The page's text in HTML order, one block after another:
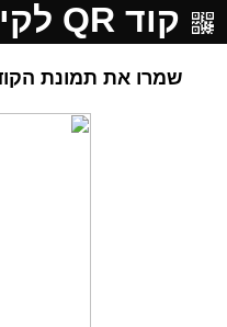
קוד QR לקישור
שמרו את תמונת